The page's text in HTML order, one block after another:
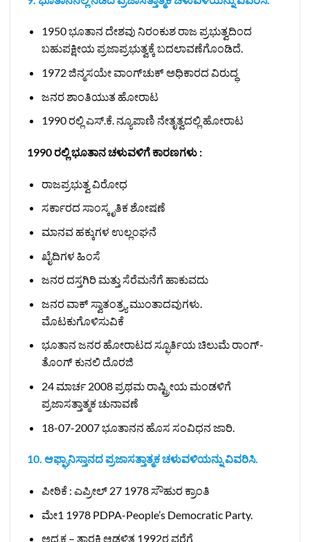
1950 ಭೂತಾನ ದೇಶವು ನಿರಂಕುಶ ರಾಜ ಪ್ರಭುತ್ವದಿಂದ
ಬಹುಪಕ್ಷೀಯ ಪ್ರಜಾಪ್ರಭುತ್ವಕ್ಕೆ ಬದಲಾವಣೆಗೊಂಡಿದೆ.
1972 ಜಿನ್ಮಸಯೇ ವಾಂಗ್‌ಚುಕ್ ಅಧಿಕಾರದ ವಿರುದ್ಧ
ಜನರ ಶಾಂತಿಯುತ ಹೋರಾಟ
1990 ರಲ್ಲಿ ಎಸ್.ಕೆ. ನ್ಯೂಪಾಣಿ ನೇತೃತ್ವದಲ್ಲಿ ಹೋರಾಟ
1990 ರಲ್ಲಿ ಭೂತಾನ ಚಳುವಳಿಗೆ ಕಾರಣಗಳು :
ರಾಜಪ್ರಭುತ್ವ ವಿರೋಧ
ಸರ್ಕಾರದ ಸಾಂಸ್ಕೃತಿಕ ಶೋಷಣೆ
ಮಾನವ ಹಕ್ಕುಗಳ ಉಲ್ಲಂಘನೆ
ಖೈದಿಗಳ ಹಿಂಸೆ
ಜನರ ದಸ್ತಗಿರಿ ಮತ್ತು ಸೆರೆಮನೆಗೆ ಹಾಕುವದು
ಜನರ ವಾಕ್‌ ಸ್ವಾತಂತ್ರ್ಯ ಮುಂತಾದವುಗಳು.
ಮೊಟಕುಗೊಳಿಸುವಿಕೆ
ಭೂತಾನ ಜನರ ಹೋರಾಟದ ಸ್ಫೂರ್ತಿಯ ಚಿಲುಮೆ ರಾಂಗ್-
ತೊಂಗ್ ಕುನಲಿ ದೊರಜಿ
24 ಮಾರ್ಚ 2008 ಪ್ರಥಮ ರಾಷ್ಟ್ರೀಯ ಮಂಡಳಿಗೆ
ಪ್ರಜಾಸತ್ತಾತ್ಮಕ ಚುನಾವಣೆ
18-07-2007 ಭೂತಾನನ ಹೊಸ ಸಂವಿಧನ ಜಾರಿ.
10. ಆಫ್ಘಾನಿಸ್ತಾನದ ಪ್ರಜಾಸತ್ತಾತ್ಮಕ ಚಳುವಳಿಯನ್ನು ವಿವರಿಸಿ.
ಪೀಠಿಕೆ : ಎಪ್ರೀಲ್ 27 1978 ಸೌಹುರ ಕ್ರಾಂತಿ
ಮೇ1 1978 PDPA-People’s Democratic Party.
ಅಧ್ಯಕ್ಷ – ತಾರಕಿ ಆಡಳಿತ 1992ರ ವರೆಗೆ